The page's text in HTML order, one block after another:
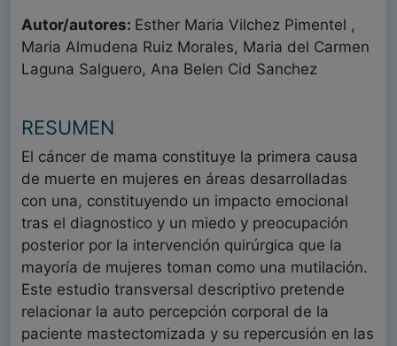
Autor/autores: Esther Maria Vilchez Pimentel ,
Maria Almudena Ruiz Morales, Maria del Carmen
Laguna Salguero, Ana Belen Cid Sanchez
RESUMEN
El cáncer de mama constituye la primera causa
de muerte en mujeres en áreas desarrolladas
con una, constituyendo un impacto emocional
tras el diagnostico y un miedo y preocupación
posterior por la intervención quirúrgica que la
mayoría de mujeres toman como una mutilación.
Este estudio transversal descriptivo pretende
relacionar la auto percepción corporal de la
paciente mastectomizada y su repercusión en las